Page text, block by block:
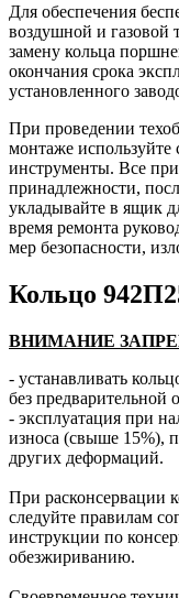
Для обеспечения
воздушной и газовой
замену кольца
окончания срока
установленного
При проведении
монтаже используйте
инструменты. Все
принадлежности,
укладывайте в ящик
время ремонта
мер безопасности,
Кольцо
ВНИМАНИЕ
- устанавливать
без предварительной
- эксплуатация при
износа (свыше 15%),
других деформаций.
При расконсервации
следуйте правилам
инструкции по
обезжириванию.